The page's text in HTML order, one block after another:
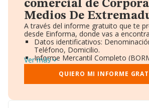
comercial de
Medios De
A través del informe gratuito que te
desde Einforma, donde vas a
Datos identificativos:
Teléfono, Domicilio.
Informe Mercantil Completo
Gráficos de Evolución Ventas y
Consejo de Administración y
Directivos y Ejecutivos.
Ver más
QUIERO MI INFORME